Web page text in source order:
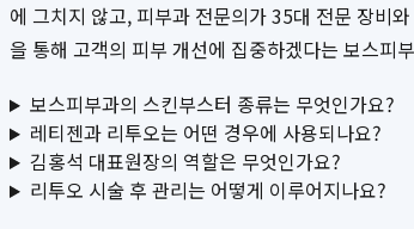
에 그치지 않고, 피부과 전문의가 35대 전문 장비
을 통해 고객의 피부 개선에 집중하겠다는 보스피
보스피부과의 스킨부스터 종류는 무엇인가요?
레티젠과 리투오는 어떤 경우에 사용되나요?
김홍석 대표원장의 역할은 무엇인가요?
리투오 시술 후 관리는 어떻게 이루어지나요?